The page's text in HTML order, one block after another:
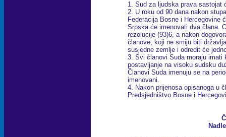
1. Sud za ljudska prava sastojat
2. U roku od 90 dana nakon
Federacija Bosne i Hercegovine
Srpska će imenovati dva člana.
rezolucije (93)6, a nakon
članove, koji ne smiju biti
susjedne zemlje i odredit će
3. Svi članovi Suda moraju
postavljanje na visoku sudsku
Članovi Suda imenuju se na
imenovani.
4. Nakon prijenosa opisanoga u
Predsjedništvo Bosne i